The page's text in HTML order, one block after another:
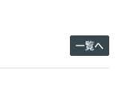
一覧へ